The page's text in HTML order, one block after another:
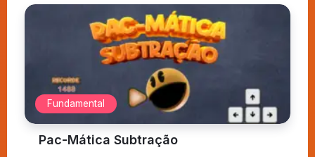
Fundamental
Pac-Mática Subtração